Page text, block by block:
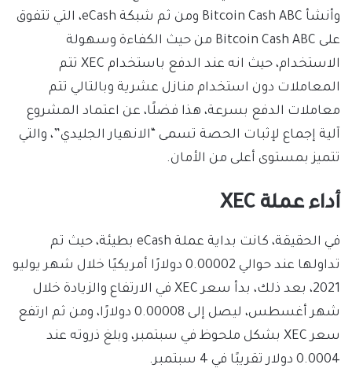
وأنشأ Bitcoin Cash ABC ومن ثم شبكة eCash، التي تتفوق
على Bitcoin Cash ABC من حيث الكفاءة وسهولة
الاستخدام، حيث انه عند الدفع باستخدام XEC تتم
المعاملات دون استخدام منازل عشرية وبالتالي تتم
معاملات الدفع بسرعة، هذا فضلًا، عن اعتماد المشروع
آلية إجماع لإثبات الحصة تسمى “الانهيار الجليدي”، والتي
تتميز بمستوى أعلى من الأمان.
أداء عملة XEC
في الحقيقة، كانت بداية عملة eCash بطيئة، حيث تم
تداولها عند حوالي 0.00002 دولارًا أمريكيًا خلال شهر يوليو
2021، بعد ذلك، بدأ سعر XEC في الارتفاع والزيادة خلال
شهر أغسطس، ليصل إلى 0.00008 دولارًا، ومن ثم ارتفع
سعر XEC بشكل ملحوظ في سبتمبر، وبلغ ذروته عند
0.0004 دولار تقريبًا في 4 سبتمبر.